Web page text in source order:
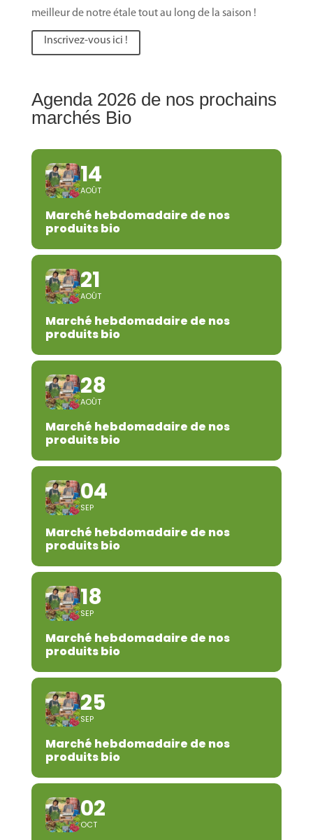
meilleur de notre étale tout au long de la saison !
Inscrivez-vous ici !
Agenda 2026 de nos prochains
marchés Bio
14
AOÛT
Marché hebdomadaire de nos
produits bio
21
AOÛT
Marché hebdomadaire de nos
produits bio
28
AOÛT
Marché hebdomadaire de nos
produits bio
04
SEP
Marché hebdomadaire de nos
produits bio
18
SEP
Marché hebdomadaire de nos
produits bio
25
SEP
Marché hebdomadaire de nos
produits bio
02
OCT